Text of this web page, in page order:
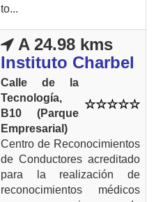
to...
A 24.98 kms
Instituto Charbel
Calle de la
Tecnología,
B10 (Parque
Empresarial)
Centro de Reconocimientos
de Conductores acreditado
para la realización de
reconocimientos médicos